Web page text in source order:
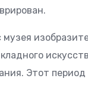
музея
Этот